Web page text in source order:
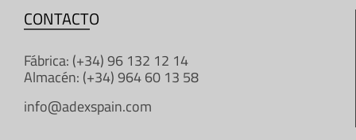
CONTACTO
Fábrica: (+34) 96 132 12 14
Almacén: (+34) 964 60 13 58
info@adexspain.com